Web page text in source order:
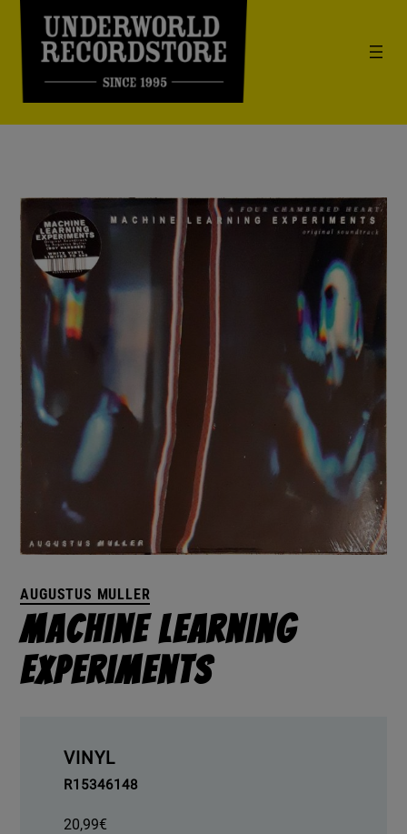
AUGUSTUS MULLER
Machine Learning
Experiments
VINYL
R15346148
20,99€